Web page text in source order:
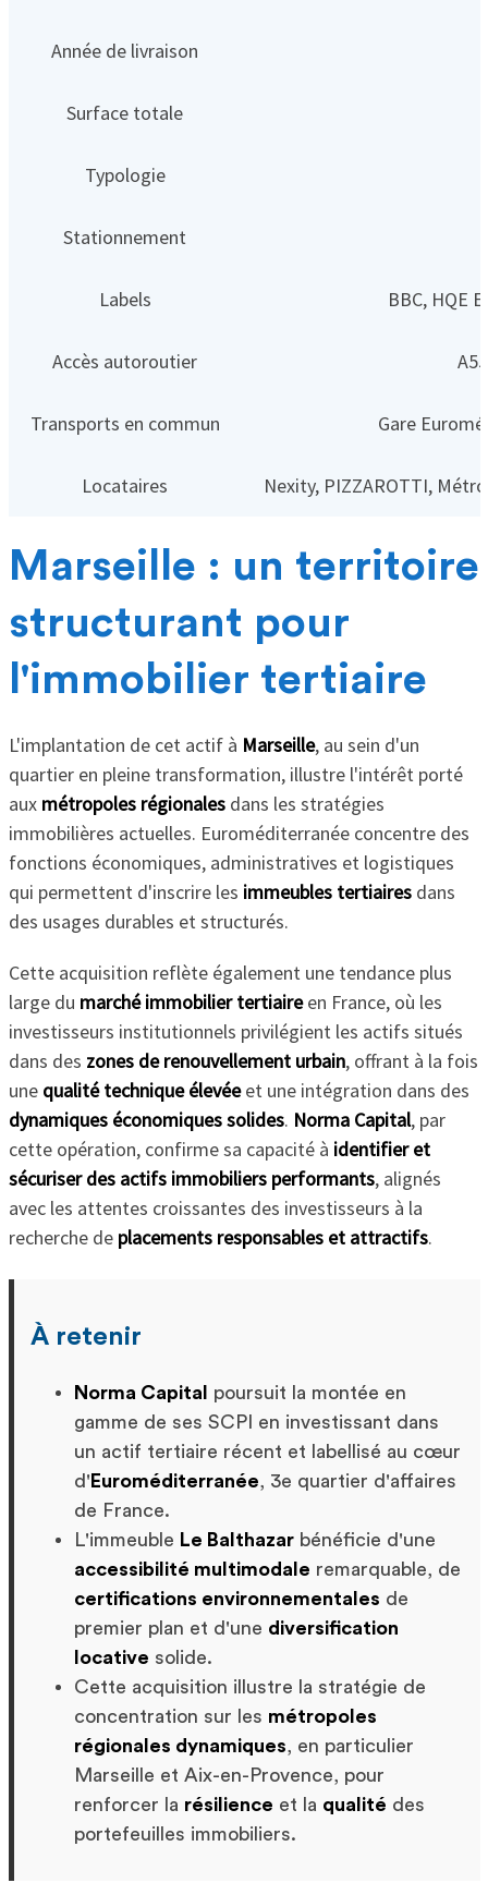
Année de livraison
Surface totale
Typologie
Stationnement
Labels BBC, HQE
Accès autoroutier
Transports en commun Gare
Locataires Nexity, PIZZAROTTI,
Marseille : un territoire
structurant pour
l'immobilier tertiaire
L'implantation de cet actif à Marseille, au sein d'un
quartier en pleine transformation, illustre l'intérêt porté
aux métropoles régionalesdans les stratégies
immobilières actuelles. Euroméditerranée concentre des
fonctions économiques, administratives et logistiques
qui permettent d'inscrire les immeubles tertiairesdans
des usages durables et structurés.
Cette acquisition reflète également une tendance plus
large du marché immobilier tertiaireen France, où les
investisseurs institutionnels privilégient les actifs situés
dans des zones de renouvellement urbain, offrant à la fois
une qualité technique élevéeet une intégration dans des
dynamiques économiques solides. Norma Capital, par
cette opération, confirme sa capacité à identifier et
sécuriser des actifs immobiliers performants, alignés
avec les attentes croissantes des investisseurs à la
recherche de placements responsables et attractifs.
À retenir
Norma Capital
poursuit la montée en
gamme de ses SCPI en investissant dans
un actif tertiaire récent et labellisé au cœur
d' Euroméditerranée, 3e quartier d'affaires
de France.
L'immeuble Le Balthazarbénéficie d'une
accessibilité multimodale remarquable, de
certifications environnementales de
premier plan et d'une diversification
locative solide.
Cette acquisition illustre la stratégie de
concentration sur les métropoles
régionales dynamiques, en particulier
Marseille et Aix-en-Provence, pour
renforcer la résilience et la qualité des
portefeuilles immobiliers.